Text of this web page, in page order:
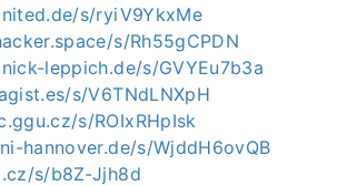
s/ryiV9YkxMe
s/Rh55gCPDN
leppich.de/s/GVYEu7b3a
s/V6TNdLNXpH
s/ROIxRHpIsk
hannover.de/s/WjddH6ovQB
s/b8Z-Jjh8d